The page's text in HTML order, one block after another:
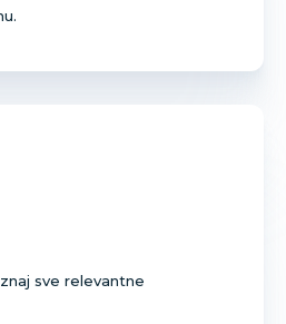
sve relevantne